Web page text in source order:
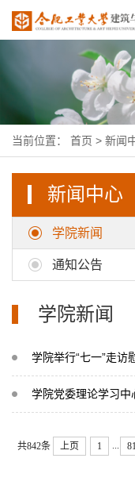
当前位置： 首页 > 新闻
新闻中心
学院新闻
通知公告
学院新闻
学院举行“七一”走访
共842条 上页 1 ... 81